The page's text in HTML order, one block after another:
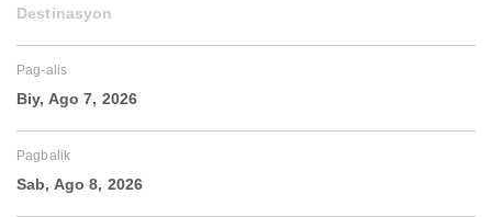
Destinasyon
Pag-alis
Biy, Ago 7, 2026
Pagbalik
Sab, Ago 8, 2026